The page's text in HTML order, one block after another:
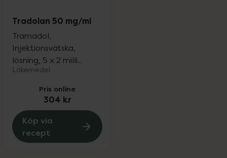
Tradolan 50 mg/ml
Tramadol,
Injektionsvätska,
lösning, 5 x 2 milli...
Läkemedel
Pris online
304 kr
Köp via
recept